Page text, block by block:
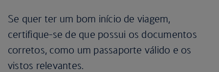
Se quer ter um bom início de viagem,
certifique-se de que possui os documentos
corretos, como um passaporte válido e os
vistos relevantes.